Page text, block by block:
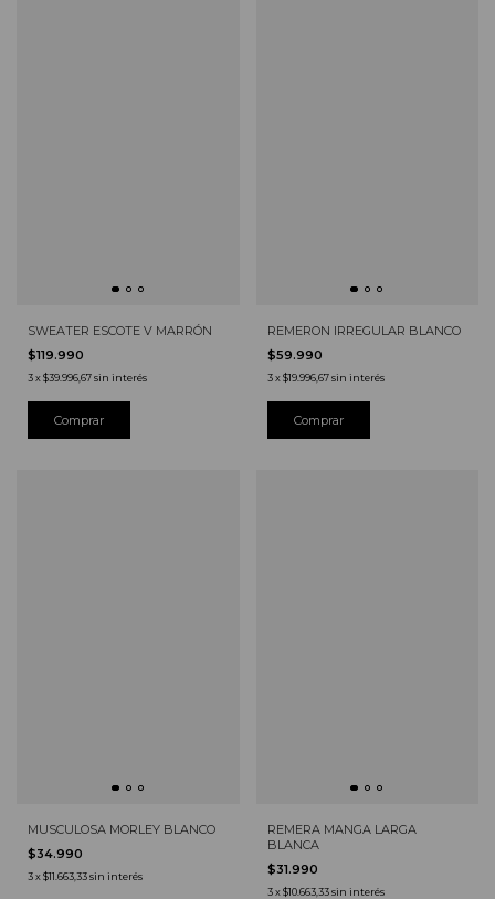
SWEATER ESCOTE V MARRÓN
$119.990
3x$39.996,67sin interés
REMERON IRREGULAR BLANCO
$59.990
3 x$19.996,67 sin interés
Comprar
MUSCULOSA MORLEY BLANCO
$34.990
3x$11.663,33sin interés
REMERA MANGA LARGA
BLANCA
$31.990
3 x$10.663,33 sin interés